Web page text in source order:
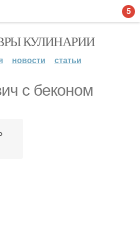
КУЛИНАРИИ
новости статьи
с беконом
5